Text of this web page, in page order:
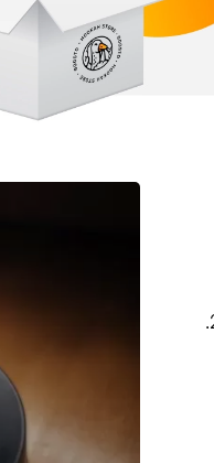
חברת Musthave היא אחת מחברות הטבק הפופולריות ביותר של 2019-2020.